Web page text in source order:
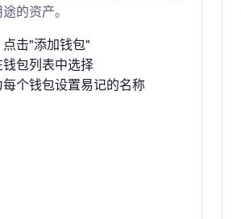
的资产。
击"添加钱包"
包列表中选择
个钱包设置易记的名称